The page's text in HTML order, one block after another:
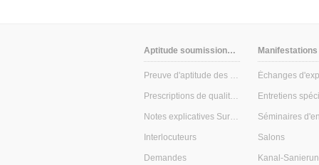
Aptitude soumissionnaires
Preuve d'aptitude des soumissionnaires
Prescriptions de qualité & de contrôle
Notes explicatives Surveillance interne
Interlocuteurs
Demandes
Manifestations
Échanges
Séminaires
Salons